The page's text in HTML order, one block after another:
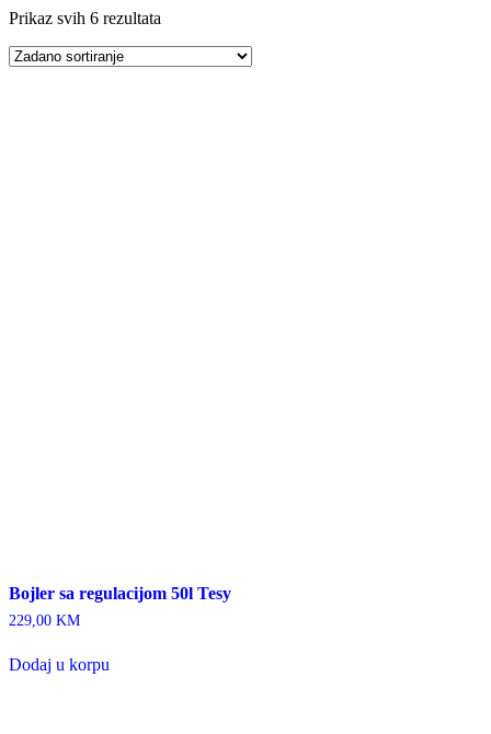
Prikaz svih 6 rezultata
Bojler sa regulacijom 50l Tesy
229,00 KM
Dodaj u korpu